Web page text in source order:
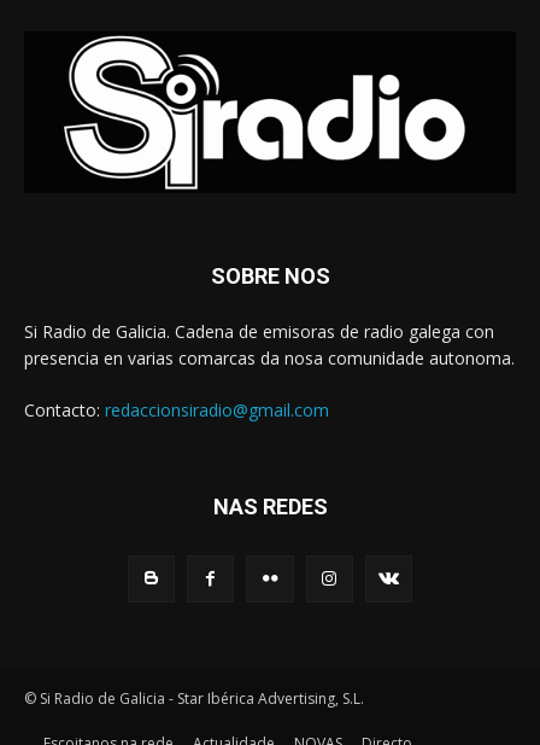
SOBRE NOS
Si Radio de Galicia. Cadena de emisoras de radio galega con
presencia en varias comarcas da nosa comunidade autonoma.
Contacto: redaccionsiradio@gmail.com
NAS REDES
© Si Radio de Galicia - Star Ibérica Advertising, S.L.